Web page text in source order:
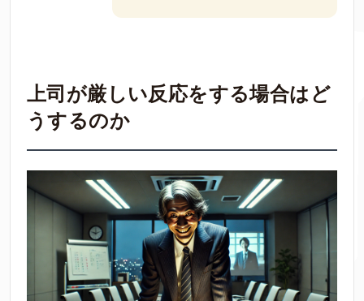
上司が厳しい反応をする場合はど
うするのか